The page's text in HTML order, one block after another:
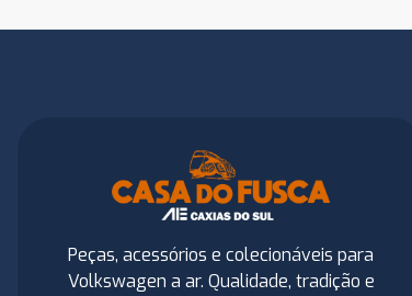
Peças, acessórios e colecionáveis para
Volkswagen a ar. Qualidade, tradição e